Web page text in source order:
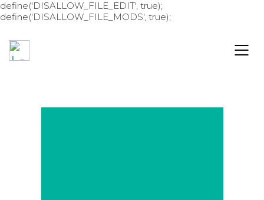
define('DISALLOW_FILE_EDIT', true);
define('DISALLOW_FILE_MODS', true);